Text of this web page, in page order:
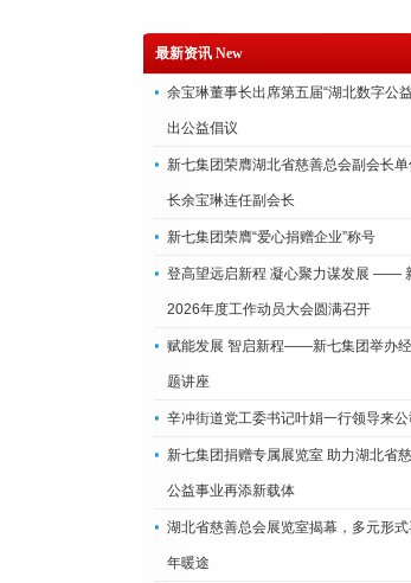
最新资讯 New
余宝琳董事长出席第五届“湖北数字公
出公益倡议
新七集团荣膺湖北省慈善总会副会长
长余宝琳连任副会长
新七集团荣膺“爱心捐赠企业”称号
登高望远启新程 凝心聚力谋发展 ——
2026年度工作动员大会圆满召开
赋能发展 智启新程——新七集团举办
题讲座
辛冲街道党工委书记叶娟一行领导来
新七集团捐赠专属展览室 助力湖北省
公益事业再添新载体
湖北省慈善总会展览室揭幕，多元形
年暖途